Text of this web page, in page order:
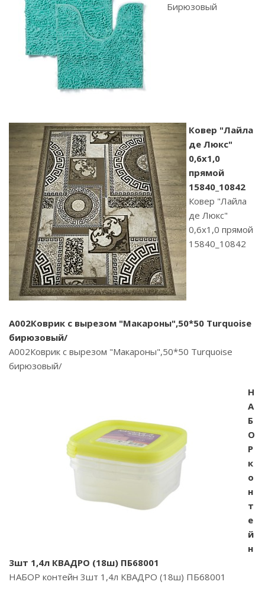
Бирюзовый
Ковер "Лайла
де Люкс"
0,6х1,0
прямой
15840_10842
Ковер "Лайла
де Люкс"
0,6х1,0 прямой
15840_10842
A002Коврик с вырезом "Макароны",50*50 Turquoise
бирюзовый/
A002Коврик с вырезом "Макароны",50*50 Turquoise
бирюзовый/
Н
А
Б
О
Р
к
о
н
т
е
й
н
3шт 1,4л КВАДРО (18ш) ПБ68001
НАБОР контейн 3шт 1,4л КВАДРО (18ш) ПБ68001